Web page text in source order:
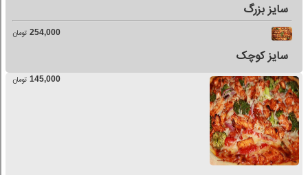
سایز بزرگ
254,000 تومان
سایز کوچک
145,000 تومان